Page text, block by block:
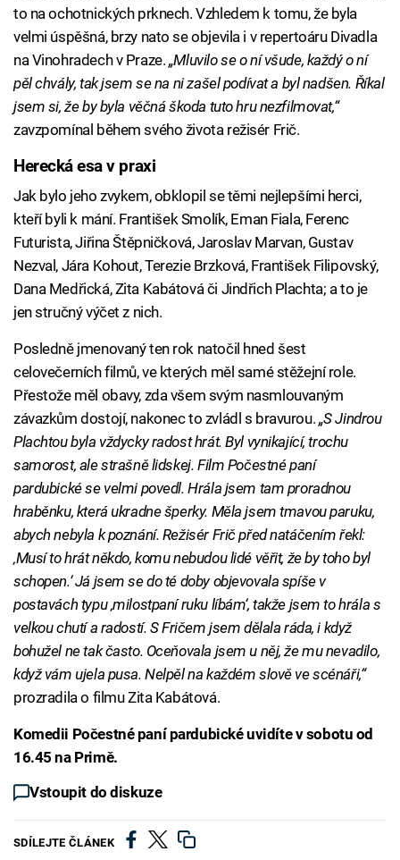
to na ochotnických prknech. Vzhledem k tomu, že byla
velmi úspěšná, brzy nato se objevila i v repertoáru Divadla
na Vinohradech v Praze. „Mluvilo se o ní všude, každý o ní
pěl chvály, tak jsem se na ni zašel podívat a byl nadšen. Říkal
jsem si, že by byla věčná škoda tuto hru nezfilmovat,“
zavzpomínal během svého života režisér Frič.
Herecká esa v praxi
Jak bylo jeho zvykem, obklopil se těmi nejlepšími herci,
kteří byli k mání. František Smolík, Eman Fiala, Ferenc
Futurista, Jiřina Štěpničková, Jaroslav Marvan, Gustav
Nezval, Jára Kohout, Terezie Brzková, František Filipovský,
Dana Medřická, Zita Kabátová či Jindřich Plachta; a to je
jen stručný výčet z nich.
Posledně jmenovaný ten rok natočil hned šest
celovečerních filmů, ve kterých měl samé stěžejní role.
Přestože měl obavy, zda všem svým nasmlouvaným
závazkům dostojí, nakonec to zvládl s bravurou. „S Jindrou
Plachtou byla vždycky radost hrát. Byl vynikající, trochu
samorost, ale strašně lidskej. Film Počestné paní
pardubické se velmi povedl. Hrála jsem tam proradnou
hraběnku, která ukradne šperky. Měla jsem tmavou paruku,
abych nebyla k poznání. Režisér Frič před natáčením řekl:
‚Musí to hrát někdo, komu nebudou lidé věřit, že by toho byl
schopen.‘ Já jsem se do té doby objevovala spíše v
postavách typu ‚milostpaní ruku líbám‘, takže jsem to hrála s
velkou chutí a radostí. S Fričem jsem dělala ráda, i když
bohužel ne tak často. Oceňovala jsem u něj, že mu nevadilo,
když vám ujela pusa. Nelpěl na každém slově ve scénáři,“
prozradila o filmu Zita Kabátová.
Komedii Počestné paní pardubické uvidíte v sobotu od
16.45 na Primě.
Vstoupit do diskuze
SDÍLEJTE ČLÁNEK